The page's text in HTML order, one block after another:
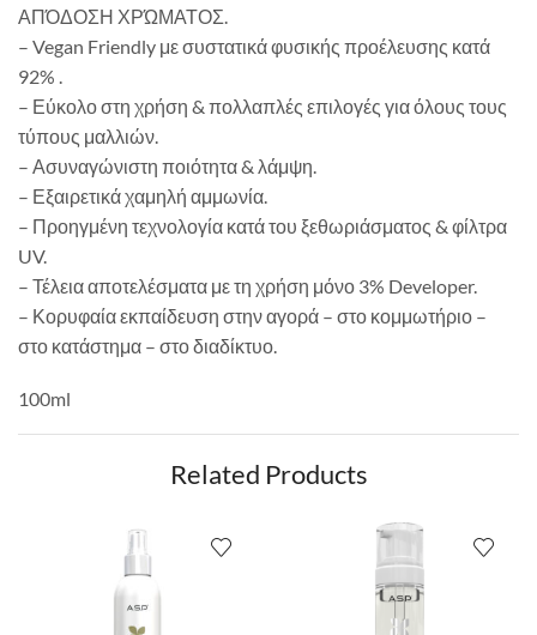
ΑΠΌΔΟΣΗ ΧΡΏΜΑΤΟΣ.
– Vegan Friendly με συστατικά φυσικής προέλευσης κατά
92% .
– Εύκολο στη χρήση & πολλαπλές επιλογές για όλους τους
τύπους μαλλιών.
– Ασυναγώνιστη ποιότητα & λάμψη.
– Εξαιρετικά χαμηλή αμμωνία.
– Προηγμένη τεχνολογία κατά του ξεθωριάσματος & φίλτρα
UV.
– Τέλεια αποτελέσματα με τη χρήση μόνο 3% Developer.
– Κορυφαία εκπαίδευση στην αγορά – στο κομμωτήριο –
στο κατάστημα – στο διαδίκτυο.
100ml
Related Products